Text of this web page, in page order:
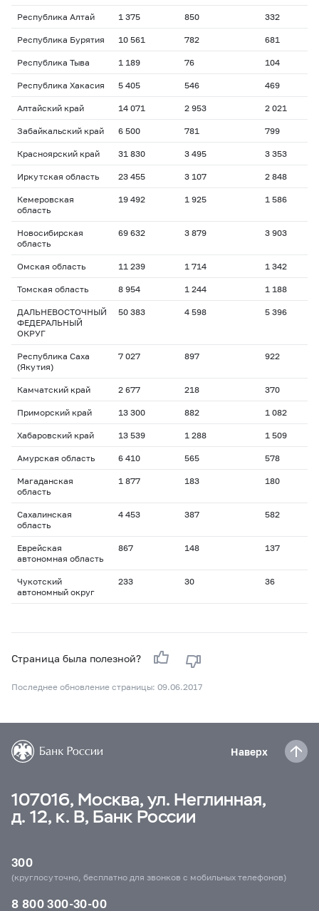
Республика Алтай 1 375 850 332
Республика Бурятия 10 561 782 681
Республика Тыва 1 189 76 104
Республика Хакасия 5 405 546 469
Алтайский край 14 071 2 953 2 021
Забайкальский край 6 500 781 799
Красноярский край 31 830 3 495 3 353
Иркутская область 23 455 3 107 2 848
Кемеровская
область
19 492 1 925 1 586
Новосибирская
область
69 632 3 879 3 903
Омская область 11 239 1 714 1 342
Томская область 8 954 1 244 1 188
ДАЛЬНЕВОСТОЧНЫЙ
ФЕДЕРАЛЬНЫЙ
ОКРУГ
50 383 4 598 5 396
Республика Саха
(Якутия)
7 027 897 922
Камчатский край 2 677 218 370
Приморский край 13 300 882 1 082
Хабаровский край 13 539 1 288 1 509
Амурская область 6 410 565 578
Магаданская
область
1 877 183 180
Сахалинская
область
4 453 387 582
Еврейская
автономная область
867 148 137
Чукотский
автономный округ
233 30 36
Страница была полезной?
Последнее обновление страницы: 09.06.2017
Наверх
107016, Москва, ул. Неглинная,
д. 12, к. В, Банк России
300
(круглосуточно, бесплатно для звонков с мобильных телефонов)
8 800 300-30-00